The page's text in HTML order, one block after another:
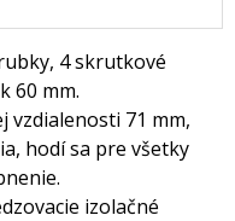
4 skrutkové
60 mm.
vzdialenosti 71 mm,
hodí sa pre všetky
izolačné